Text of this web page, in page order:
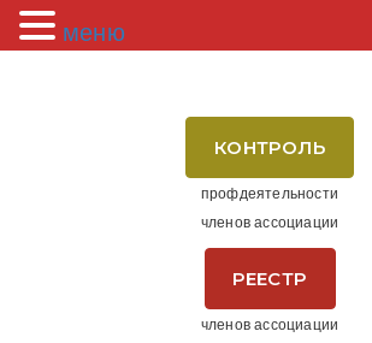
КОНТРОЛЬ
профдеятельности
членов ассоциации
РЕЕСТР
членов ассоциации
меню